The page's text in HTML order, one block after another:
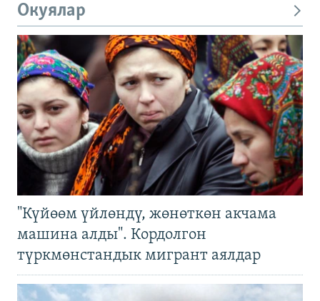
Окуялар
"Күйөөм үйлөндү, жөнөткөн акчама
машина алды". Кордолгон
түркмөнстандык мигрант аялдар